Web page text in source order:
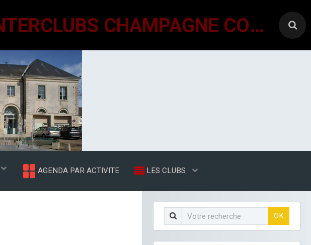
GÉNÉRATIONS MOUVEMENT INTERCLUBS CHAMPAGNE CONLINOISE
AGENDA PAR ACTIVITE LES CLUBS
OK